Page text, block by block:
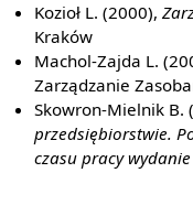
Kozioł L. (2000),
Kraków
Machol-Zajda L.
Zarządzanie
Skowron-Mielnik B.
przedsiębiorstwie.
czasu pracy